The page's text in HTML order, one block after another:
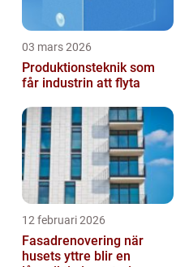
03 mars 2026
Produktionsteknik som
får industrin att flyta
12 februari 2026
Fasadrenovering när
husets yttre blir en